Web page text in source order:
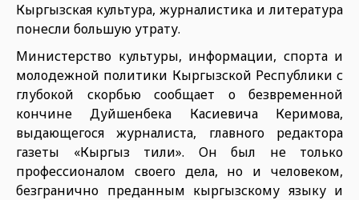
Кыргызская культура, журналистика и литература
понесли большую утрату.
Министерство культуры, информации, спорта и
молодежной политики Кыргызской Республики с
глубокой скорбью сообщает о безвременной
кончине Дуйшенбека Касиевича Керимова,
выдающегося журналиста, главного редактора
газеты «Кыргыз тили». Он был не только
профессионалом своего дела, но и человеком,
безгранично преданным кыргызскому языку и